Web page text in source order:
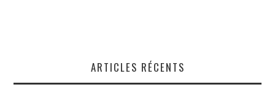
ARTICLES RÉCENTS